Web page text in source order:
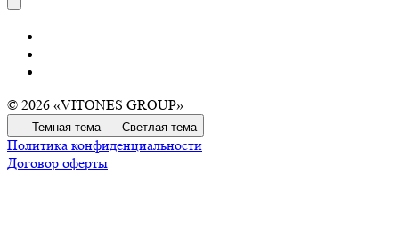
© 2026 «VITONES GROUP»
Темная тема Светлая тема
Политика конфиденциальности
Договор оферты